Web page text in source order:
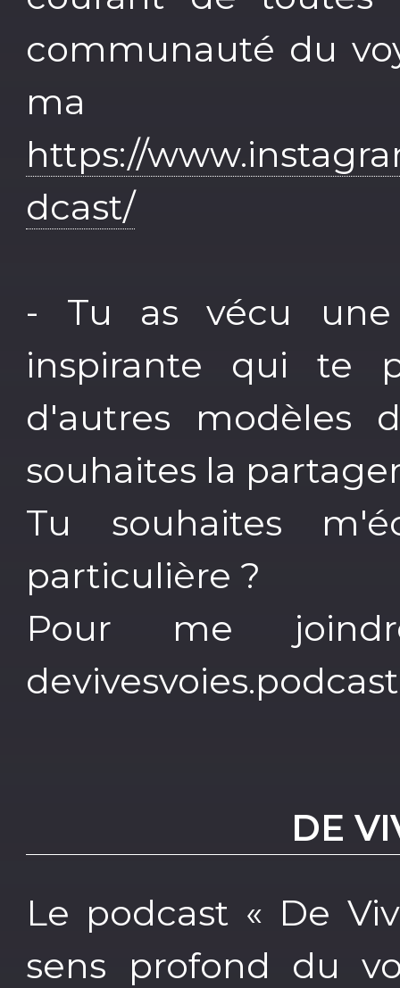
communauté du
ma
https://
dcast/
- Tu as vécu une
inspirante qui te
d'autres modèles
souhaites la
Tu souhaites
particulière ?
Pour me
DE
Le podcast « De
sens profond du